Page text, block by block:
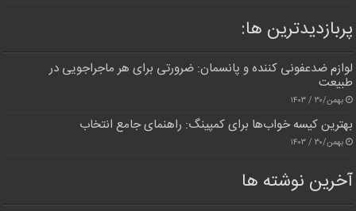
پربازدیدترین‌ ها:
لوازم ضدعفونی کننده و پانسمان: ضرورتی برای هر ماجراجویی در
طبیعت
بهمن/۳۰ / ۱۴۰۳
بهترین کیسه خواب‌ها برای کمپینگ: راهنمای جامع انتخاب
بهمن/۳۰ / ۱۴۰۳
آخرین نوشته ها